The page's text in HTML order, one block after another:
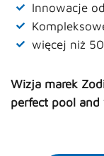
Innowacje
więcej niż
Wizja marek
perfect pool and